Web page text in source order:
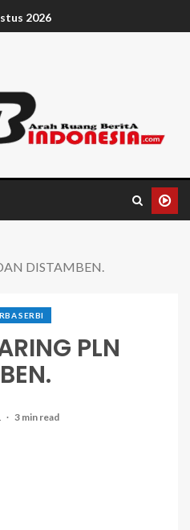
2026
DISTAMBEN.
SERBI
PLN
3 min read